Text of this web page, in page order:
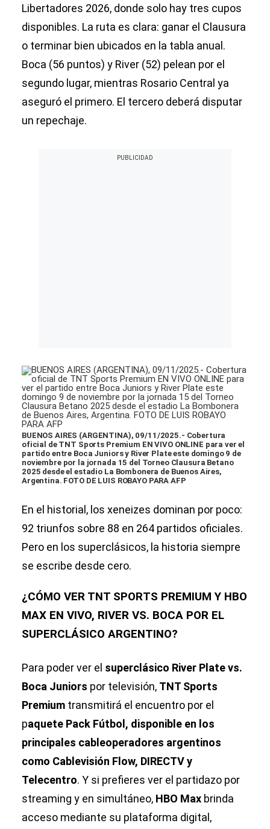
Libertadores 2026, donde solo hay tres cupos
disponibles. La ruta es clara: ganar el Clausura
o terminar bien ubicados en la tabla anual.
Boca (56 puntos) y River (52) pelean por el
segundo lugar, mientras Rosario Central ya
aseguró el primero. El tercero deberá disputar
un repechaje.
BUENOS AIRES (ARGENTINA), 09/11/2025.- Cobertura
oficial de TNT Sports Premium EN VIVO ONLINE para ver el
partido entre Boca Juniors y River Plate este domingo 9 de
noviembre por la jornada 15 del Torneo Clausura Betano
2025 desde el estadio La Bombonera de Buenos Aires,
Argentina. FOTO DE LUIS ROBAYO PARA AFP
En el historial, los xeneizes dominan por poco:
92 triunfos sobre 88 en 264 partidos oficiales.
Pero en los superclásicos, la historia siempre
se escribe desde cero.
¿CÓMO VER TNT SPORTS PREMIUM Y HBO
MAX EN VIVO, RIVER VS. BOCA POR EL
SUPERCLÁSICO ARGENTINO?
Para poder ver el superclásico River Plate vs.
Boca Juniors por televisión, TNT Sports
Premium transmitirá el encuentro por el
paquete Pack Fútbol, disponible en los
principales cableoperadores argentinos
como Cablevisión Flow, DIRECTV y
Telecentro. Y si prefieres ver el partidazo por
streaming y en simultáneo, HBO Max brinda
acceso mediante su plataforma digital,